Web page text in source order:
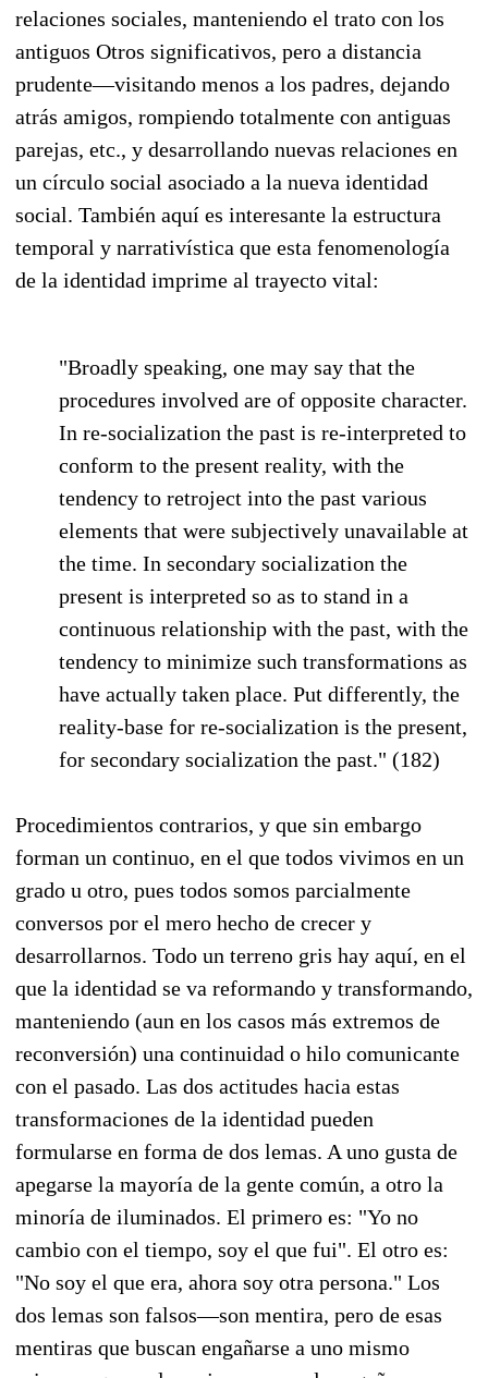
relaciones sociales, manteniendo el trato con los
antiguos Otros significativos, pero a distancia
prudente—visitando menos a los padres, dejando
atrás amigos, rompiendo totalmente con antiguas
parejas, etc., y desarrollando nuevas relaciones en
un círculo social asociado a la nueva identidad
social. También aquí es interesante la estructura
temporal y narrativística que esta fenomenología
de la identidad imprime al trayecto vital:
"Broadly speaking, one may say that the
procedures involved are of opposite character.
In re-socialization the past is re-interpreted to
conform to the present reality, with the
tendency to retroject into the past various
elements that were subjectively unavailable at
the time. In secondary socialization the
present is interpreted so as to stand in a
continuous relationship with the past, with the
tendency to minimize such transformations as
have actually taken place. Put differently, the
reality-base for re-socialization is the present,
for secondary socialization the past." (182)
Procedimientos contrarios, y que sin embargo
forman un continuo, en el que todos vivimos en un
grado u otro, pues todos somos parcialmente
conversos por el mero hecho de crecer y
desarrollarnos. Todo un terreno gris hay aquí, en el
que la identidad se va reformando y transformando,
manteniendo (aun en los casos más extremos de
reconversión) una continuidad o hilo comunicante
con el pasado. Las dos actitudes hacia estas
transformaciones de la identidad pueden
formularse en forma de dos lemas. A uno gusta de
apegarse la mayoría de la gente común, a otro la
minoría de iluminados. El primero es: "Yo no
cambio con el tiempo, soy el que fui". El otro es:
"No soy el que era, ahora soy otra persona." Los
dos lemas son falsos—son mentira, pero de esas
mentiras que buscan engañarse a uno mismo